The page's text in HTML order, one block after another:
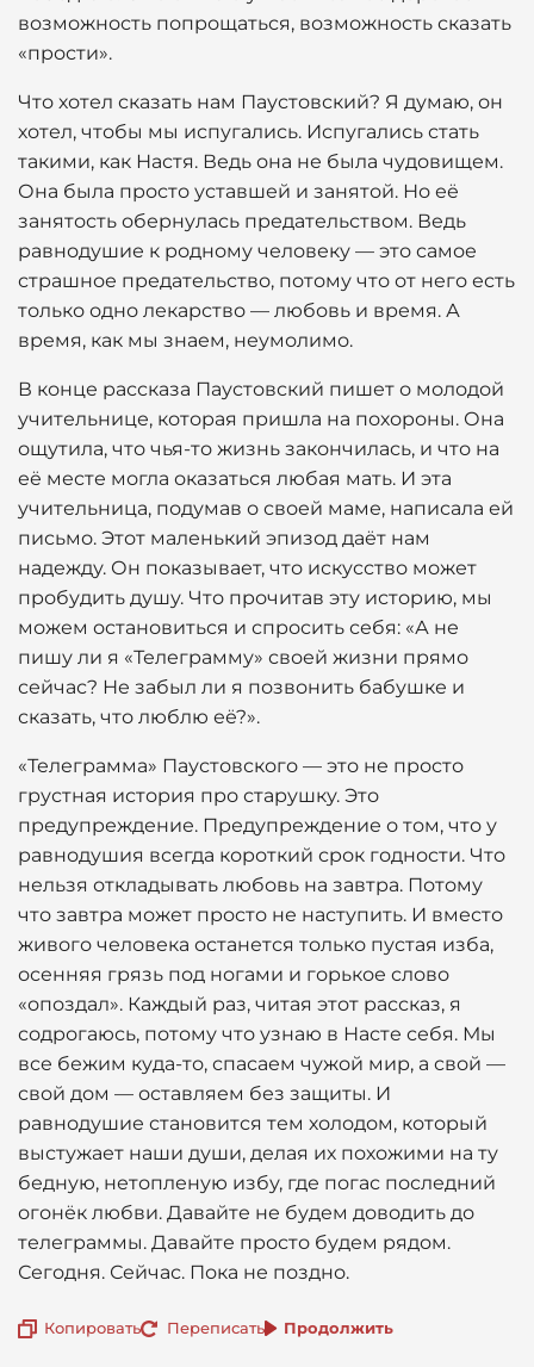
возможность попрощаться, возможность сказать
«прости».
Что хотел сказать нам Паустовский? Я думаю, он
хотел, чтобы мы испугались. Испугались стать
такими, как Настя. Ведь она не была чудовищем.
Она была просто уставшей и занятой. Но её
занятость обернулась предательством. Ведь
равнодушие к родному человеку — это самое
страшное предательство, потому что от него есть
только одно лекарство — любовь и время. А
время, как мы знаем, неумолимо.
В конце рассказа Паустовский пишет о молодой
учительнице, которая пришла на похороны. Она
ощутила, что чья-то жизнь закончилась, и что на
её месте могла оказаться любая мать. И эта
учительница, подумав о своей маме, написала ей
письмо. Этот маленький эпизод даёт нам
надежду. Он показывает, что искусство может
пробудить душу. Что прочитав эту историю, мы
можем остановиться и спросить себя: «А не
пишу ли я «Телеграмму» своей жизни прямо
сейчас? Не забыл ли я позвонить бабушке и
сказать, что люблю её?».
«Телеграмма» Паустовского — это не просто
грустная история про старушку. Это
предупреждение. Предупреждение о том, что у
равнодушия всегда короткий срок годности. Что
нельзя откладывать любовь на завтра. Потому
что завтра может просто не наступить. И вместо
живого человека останется только пустая изба,
осенняя грязь под ногами и горькое слово
«опоздал». Каждый раз, читая этот рассказ, я
содрогаюсь, потому что узнаю в Насте себя. Мы
все бежим куда-то, спасаем чужой мир, а свой —
свой дом — оставляем без защиты. И
равнодушие становится тем холодом, который
выстужает наши души, делая их похожими на ту
бедную, нетопленую избу, где погас последний
огонёк любви. Давайте не будем доводить до
телеграммы. Давайте просто будем рядом.
Сегодня. Сейчас. Пока не поздно.
Копировать Переписать Продолжить